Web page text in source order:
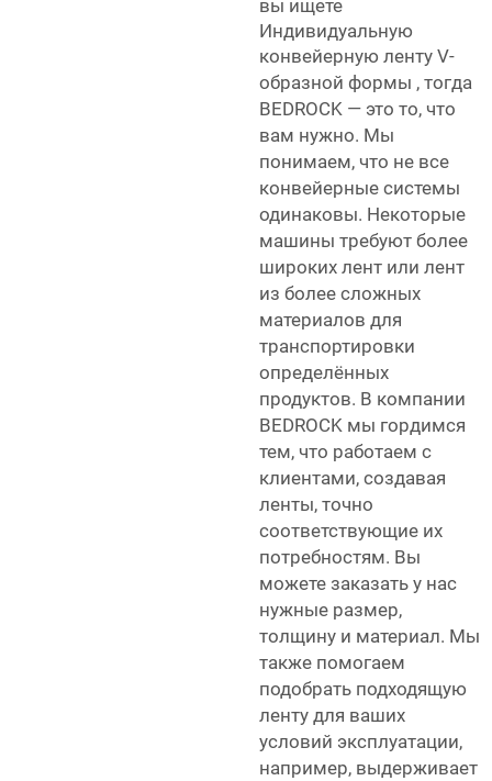
вы ищете
Индивидуальную
конвейерную ленту V-
образной формы , тогда
BEDROCK — это то, что
вам нужно. Мы
понимаем, что не все
конвейерные системы
одинаковы. Некоторые
машины требуют более
широких лент или лент
из более сложных
материалов для
транспортировки
определённых
продуктов. В компании
BEDROCK мы гордимся
тем, что работаем с
клиентами, создавая
ленты, точно
соответствующие их
потребностям. Вы
можете заказать у нас
нужные размер,
толщину и материал. Мы
также помогаем
подобрать подходящую
ленту для ваших
условий эксплуатации,
например, выдерживает